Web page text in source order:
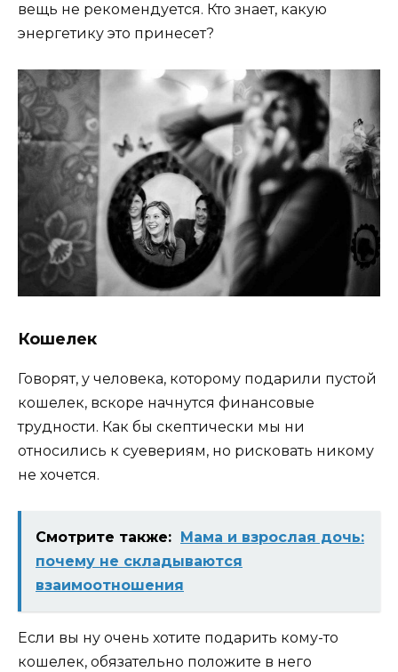
вещь не рекомендуется. Кто знает, какую
энергетику это принесет?
Кошелек
Говорят, у человека, которому подарили пустой
кошелек, вскоре начнутся финансовые
трудности. Как бы скептически мы ни
относились к суевериям, но рисковать никому
не хочется.
Смотрите также:
Мама и взрослая дочь:
почему не складываются
взаимоотношения
Если вы ну очень хотите подарить кому-то
кошелек, обязательно положите в него